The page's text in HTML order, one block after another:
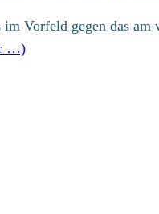
Vorfeld gegen das
…)